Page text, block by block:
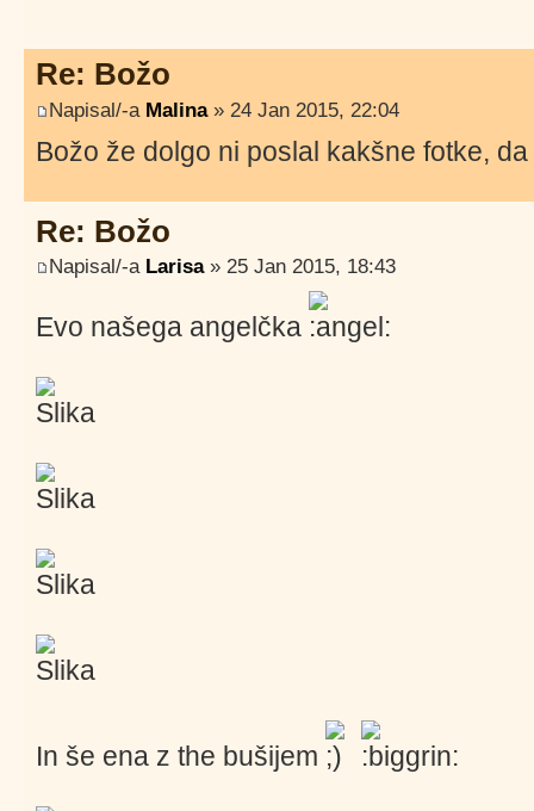
Re: Božo
Napisal/-a Malina» 24 Jan 2015, 22:04
Božo že dolgo ni poslal kakšne fotke,
Re: Božo
Napisal/-a Larisa» 25 Jan 2015, 18:43
Evo našega angelčka
In še ena z the bušijem